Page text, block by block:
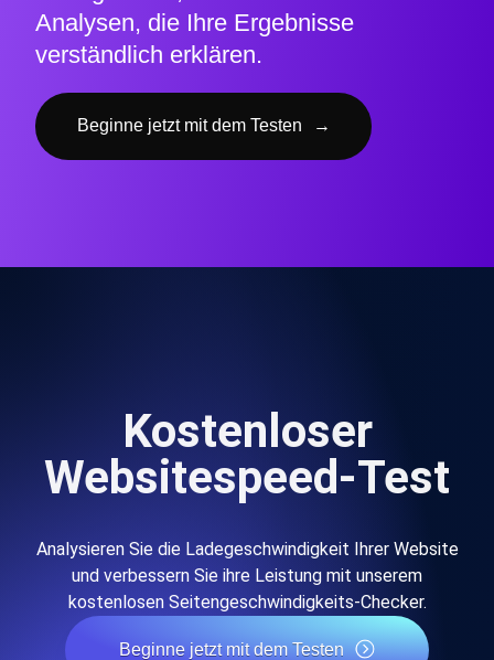
Analysen, die Ihre Ergebnisse
verständlich erklären.
Beginne jetzt mit dem Testen →
Kostenloser
Websitespeed-Test
Analysieren Sie die Ladegeschwindigkeit Ihrer Website
und verbessern Sie ihre Leistung mit unserem
kostenlosen Seitengeschwindigkeits-Checker.
Beginne jetzt mit dem Testen